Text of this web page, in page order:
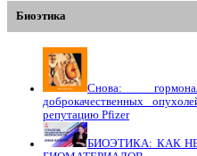
Биоэтика
Снова:
доброкачественных
репутацию Pfizer
БИОЭТИКА: КАК